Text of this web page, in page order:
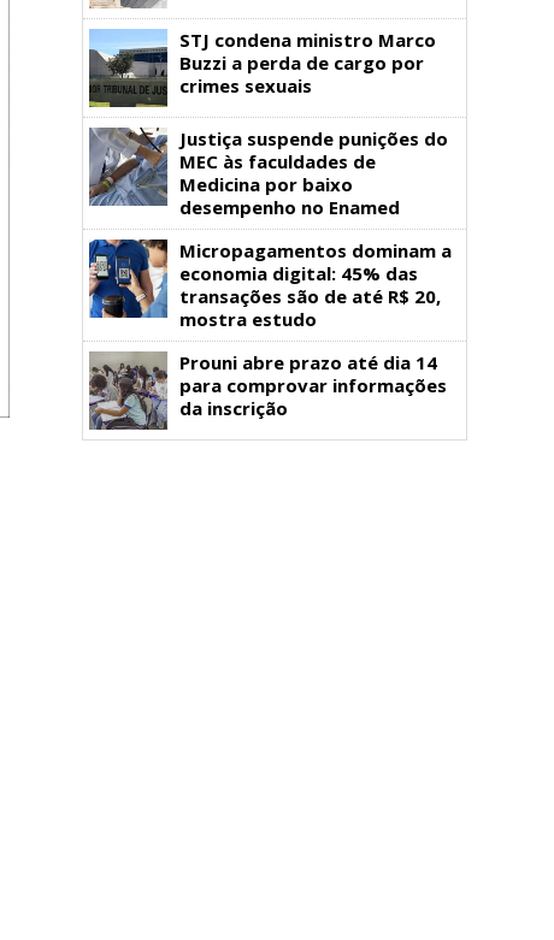
STJ condena ministro Marco
Buzzi a perda de cargo por
crimes sexuais
Justiça suspende punições do
MEC às faculdades de
Medicina por baixo
desempenho no Enamed
Micropagamentos dominam a
economia digital: 45% das
transações são de até R$ 20,
mostra estudo
Prouni abre prazo até dia 14
para comprovar informações
da inscrição